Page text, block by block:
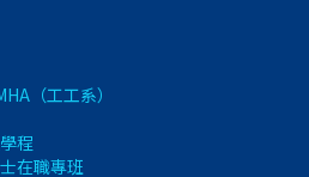
（工工系）
程
在職專班